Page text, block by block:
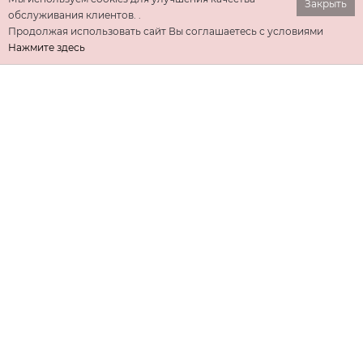
Закрыть
обслуживания клиентов. .
Продолжая использовать сайт Вы соглашаетесь с условиями
Нажмите здесь